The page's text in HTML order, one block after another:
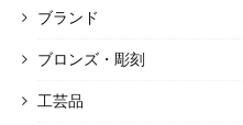
ブランド
ブロンズ・彫刻
工芸品